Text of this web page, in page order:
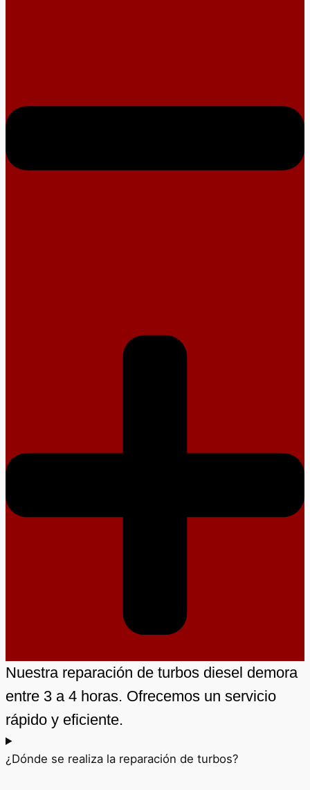
Nuestra reparación de turbos diesel demora
entre 3 a 4 horas. Ofrecemos un servicio
rápido y eficiente.
¿Dónde se realiza la reparación de turbos?